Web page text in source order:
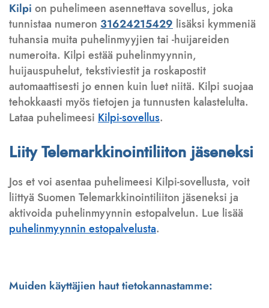
Kilpi on puhelimeen asennettava sovellus, joka
tunnistaa numeron 31624215429 lisäksi kymmeniä
tuhansia muita puhelinmyyjien tai -huijareiden
numeroita. Kilpi estää puhelinmyynnin,
huijauspuhelut, tekstiviestit ja roskapostit
automaattisesti jo ennen kuin luet niitä. Kilpi suojaa
tehokkaasti myös tietojen ja tunnusten kalastelulta.
Lataa puhelimeesi Kilpi-sovellus.
Liity Telemarkkinointiliiton jäseneksi
Jos et voi asentaa puhelimeesi Kilpi-sovellusta, voit
liittyä Suomen Telemarkkinointiliiton jäseneksi ja
aktivoida puhelinmyynnin estopalvelun. Lue lisää
puhelinmyynnin estopalvelusta.
Muiden käyttäjien haut tietokannastamme: